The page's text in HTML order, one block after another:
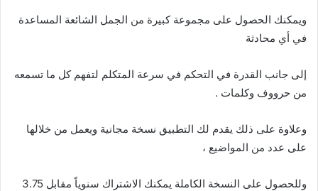
ويمكنك الحصول على مجموعة كبيرة من الجمل الشائعة المساعدة
في أي محادثة
إلى جانب القدرة في التحكم في سرعة المتكلم لتفهم كل ما تسمعه
من حرووف وكلمات .
وعلاوة على ذلك يقدم لك التطبيق نسخة مجانية ويعمل من خلالها
على عدد من المواضيع ،
وللحصول على النسخة الكاملة يمكنك الاشتراك سنوياً مقابل 3.75